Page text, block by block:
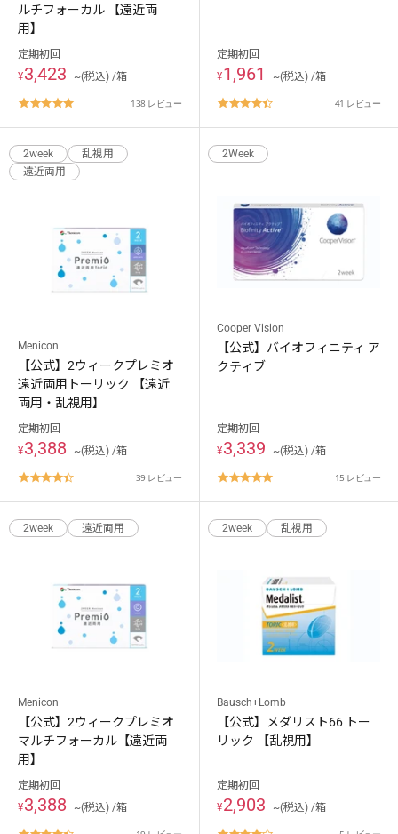
ルチフォーカル 【遠近両
用】
定期初回
¥3,423 ~(税込) /箱
4.8
rating
138 レビュー
定期初回
¥1,961 ~(税込) /箱
4.7
rating
41 レビュー
2week
乱視用
遠近両用
Menicon
【公式】2ウィークプレミオ
遠近両用トーリック 【遠近
両用・乱視用】
定期初回
¥3,388 ~(税込) /箱
4.7
rating
39 レビュー
2Week
Cooper Vision
【公式】バイオフィニティ ア
クティブ
定期初回
¥3,339 ~(税込) /箱
4.8
rating
15 レビュー
2week 遠近両用
Menicon
【公式】2ウィークプレミオ
マルチフォーカル【遠近両
用】
定期初回
¥3,388 ~(税込) /箱
2week 乱視用
Bausch+Lomb
【公式】メダリスト66 トー
リック 【乱視用】
定期初回
¥2,903 ~(税込) /箱